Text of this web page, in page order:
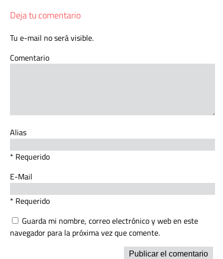
Deja tu comentario
Tu e-mail no será visible.
Comentario
Alias
* Requerido
E-Mail
* Requerido
Guarda mi nombre, correo electrónico y web en este
navegador para la próxima vez que comente.